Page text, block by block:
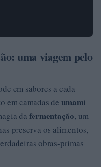
uma viagem pelo
em sabores a cada
em camadas de umami
da fermentação, um
preserva os alimentos,
obras-primas